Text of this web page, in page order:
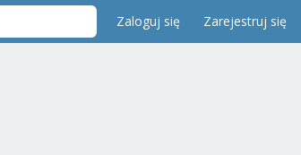
Zaloguj się Zarejestruj się